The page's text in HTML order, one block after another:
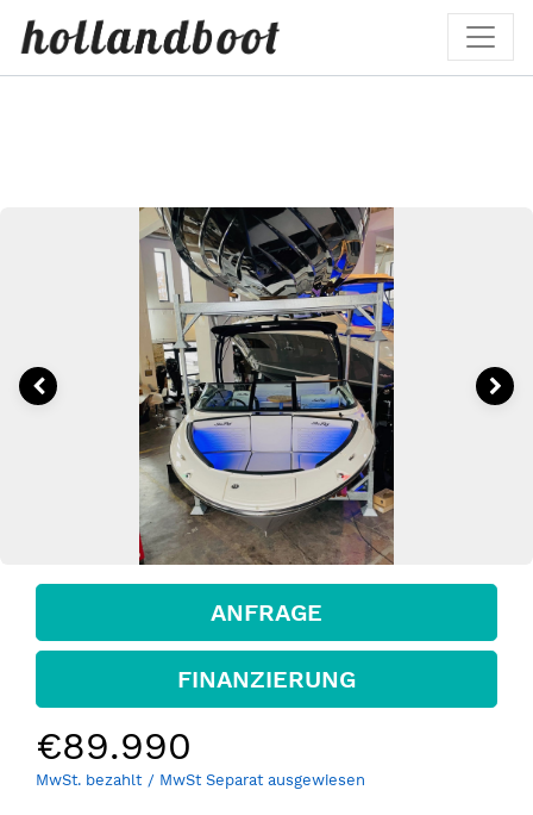
€89.990
MwSt. bezahlt / MwSt Separat ausgewiesen
ANFRAGE
FINANZIERUNG